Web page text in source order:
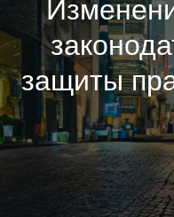
защиты